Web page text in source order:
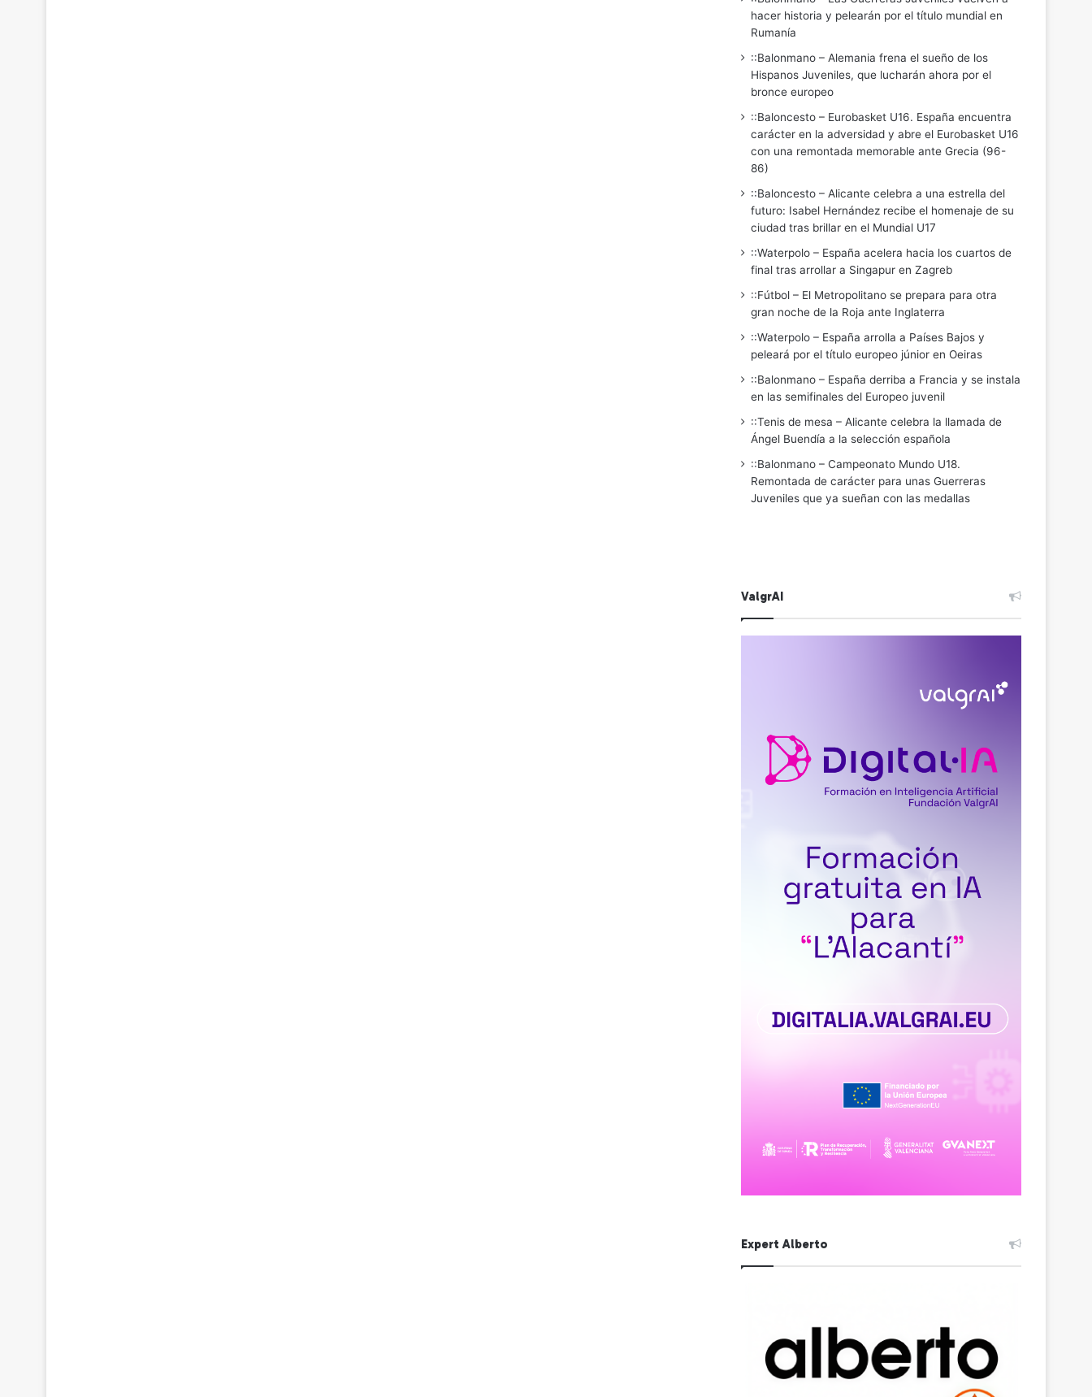
hacer historia y pelearán por el título mundial en
Rumanía
::Balonmano – Alemania frena el sueño de los
Hispanos Juveniles, que lucharán ahora por el
bronce europeo
::Baloncesto – Eurobasket U16. España encuentra
carácter en la adversidad y abre el Eurobasket U16
con una remontada memorable ante Grecia (96-
86)
::Baloncesto – Alicante celebra a una estrella del
futuro: Isabel Hernández recibe el homenaje de su
ciudad tras brillar en el Mundial U17
::Waterpolo – España acelera hacia los cuartos de
final tras arrollar a Singapur en Zagreb
::Fútbol – El Metropolitano se prepara para otra
gran noche de la Roja ante Inglaterra
::Waterpolo – España arrolla a Países Bajos y
peleará por el título europeo júnior en Oeiras
::Balonmano – España derriba a Francia y se instala
en las semifinales del Europeo juvenil
::Tenis de mesa – Alicante celebra la llamada de
Ángel Buendía a la selección española
::Balonmano – Campeonato Mundo U18.
Remontada de carácter para unas Guerreras
Juveniles que ya sueñan con las medallas
ValgrAI
Expert Alberto